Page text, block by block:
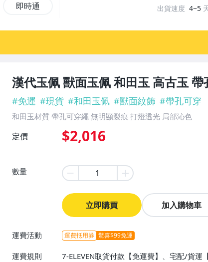
漢代玉佩 獸面玉佩 和田玉 高古玉
#免運 #現貨 #和田玉佩 #獸面紋飾 #帶孔可穿
和田玉材質 帶孔可穿繩 無明顯裂痕 打燈透光 局部沁色
定價 $2,016
數量
立即購買 加入購物車
運費活動 運費抵用券 驚喜$99免運
運費規則
7-ELEVEN取貨付款【免運費】、宅配/貨運
即時通 出貨速度 4~5